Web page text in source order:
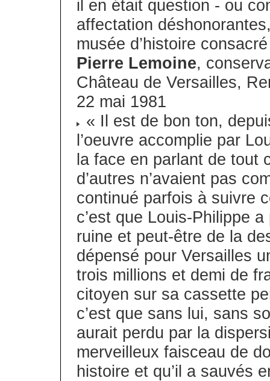
il en était question - ou
affectation
musée d’histoire
Pierre Lemoine,
Château de Versailles,
22 mai 1981
« Il est de bon ton,
l’oeuvre accomplie par
la face en parlant de tout
d’autres n’avaient pas
continué parfois à suivre
c’est que Louis-Philippe
ruine et peut-être de la
dépensé pour Versailles
trois millions et demi de
citoyen sur sa cassette
c’est que sans lui, sans
aurait perdu par la
merveilleux faisceau de
histoire et qu’il a sauvés